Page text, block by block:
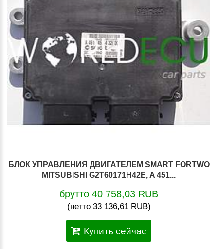
БЛОК УПРАВЛЕНИЯ ДВИГАТЕЛЕМ SMART FORTWO
MITSUBISHI G2T60171H42E, A 451...
брутто 40 758,03 RUB
(нетто 33 136,61 RUB)
Купить сейчас